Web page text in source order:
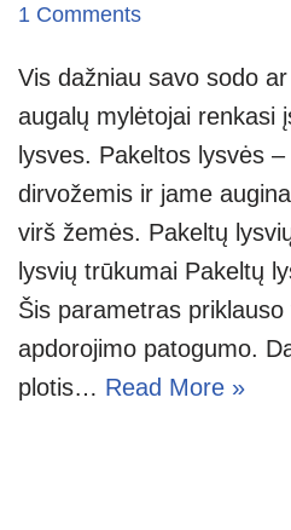
1 Comments
Vis dažniau savo sodo
augalų mylėtojai renkasi
lysves. Pakeltos lysvės
dirvožemis ir jame
virš žemės. Pakeltų
lysvių trūkumai Pakeltų
Šis parametras
apdorojimo patogumo.
plotis… Read More »